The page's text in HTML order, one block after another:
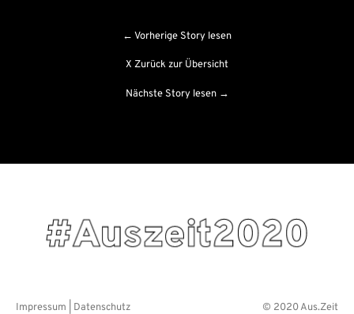
← Vorherige Story lesen
X Zurück zur Übersicht
Nächste Story lesen →
#Auszeit2020
Impressum Datenschutz © 2020 Aus.Zeit